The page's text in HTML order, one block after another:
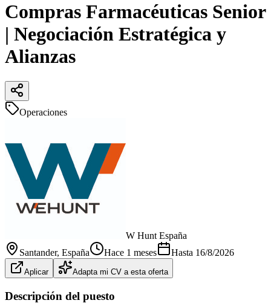
Compras Farmacéuticas Senior
| Negociación Estratégica y
Alianzas
Operaciones
W Hunt España
Santander, España Hace 1 meses Hasta 16/8/2026
Aplicar Adapta mi CV a esta oferta
Descripción del puesto